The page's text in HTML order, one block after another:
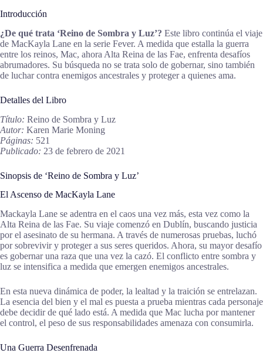
Introducción
¿De qué trata ‘Reino de Sombra y Luz’? Este libro continúa el viaje
de MacKayla Lane en la serie Fever. A medida que estalla la guerra
entre los reinos, Mac, ahora Alta Reina de las Fae, enfrenta desafíos
abrumadores. Su búsqueda no se trata solo de gobernar, sino también
de luchar contra enemigos ancestrales y proteger a quienes ama.
Detalles del Libro
Título: Reino de Sombra y Luz
Autor: Karen Marie Moning
Páginas: 521
Publicado: 23 de febrero de 2021
Sinopsis de ‘Reino de Sombra y Luz’
El Ascenso de MacKayla Lane
Mackayla Lane se adentra en el caos una vez más, esta vez como la
Alta Reina de las Fae. Su viaje comenzó en Dublín, buscando justicia
por el asesinato de su hermana. A través de numerosas pruebas, luchó
por sobrevivir y proteger a sus seres queridos. Ahora, su mayor desafío
es gobernar una raza que una vez la cazó. El conflicto entre sombra y
luz se intensifica a medida que emergen enemigos ancestrales.
En esta nueva dinámica de poder, la lealtad y la traición se entrelazan.
La esencia del bien y el mal es puesta a prueba mientras cada personaje
debe decidir de qué lado está. A medida que Mac lucha por mantener
el control, el peso de sus responsabilidades amenaza con consumirla.
Una Guerra Desenfrenada